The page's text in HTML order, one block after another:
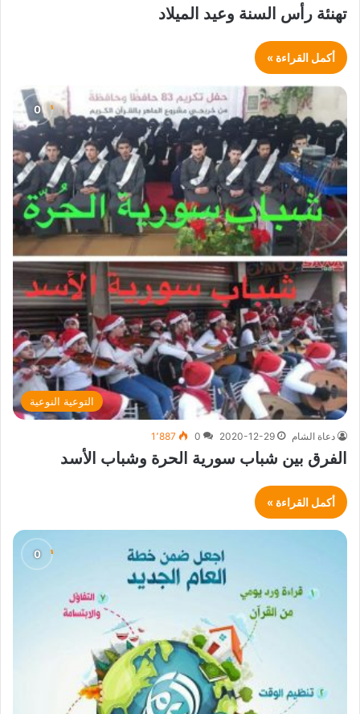
تهنئة رأس السنة وعيد الميلاد
أكمل القراءة »
التوعية النوعية
دعاة الشام 2020-12-29
0 1٬887
الفرق بين شباب سورية الحرة وشباب الأسد
أكمل القراءة »